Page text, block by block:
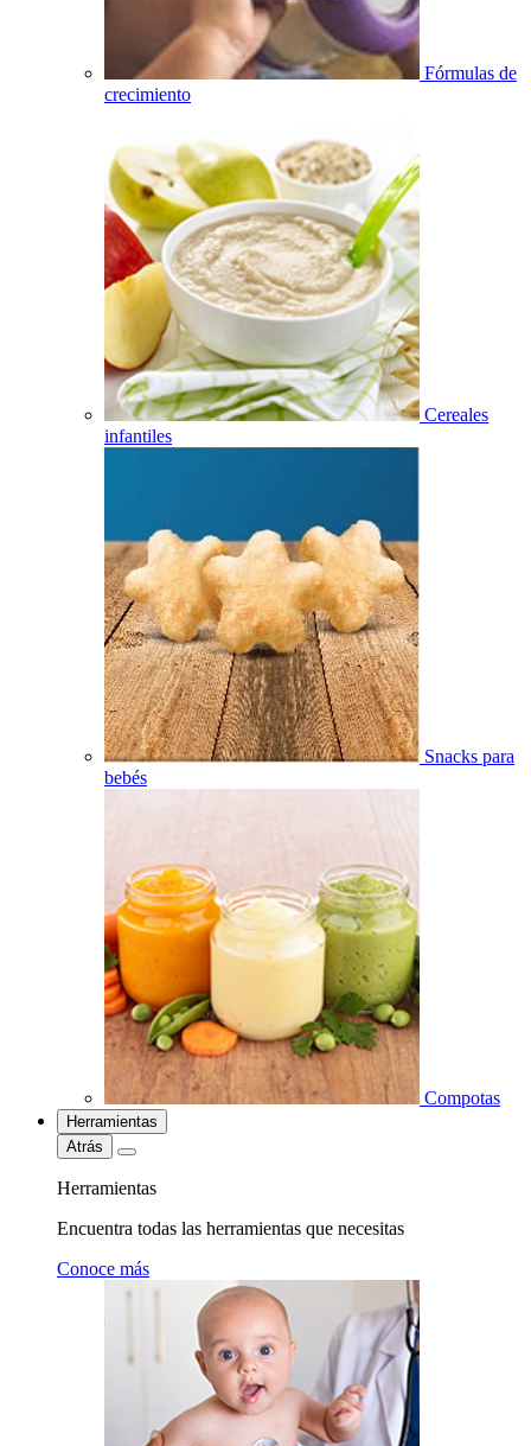
Fórmulas de
crecimiento
Cereales
infantiles
Snacks para
bebés
Compotas
Herramientas
Atrás
Herramientas
Encuentra todas las herramientas que necesitas
Conoce más